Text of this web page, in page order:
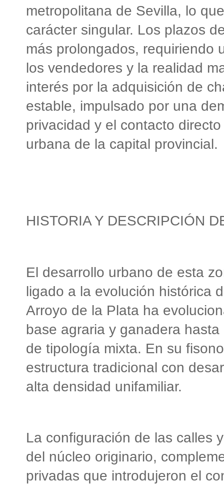
metropolitana de Sevilla, lo
carácter singular. Los plazos
más prolongados, requiriendo
los vendedores y la realidad
interés por la adquisición de
estable, impulsado por una
privacidad y el contacto
urbana de la capital provincial.
HISTORIA Y DESCRIPCIÓN
El desarrollo urbano de esta
ligado a la evolución histórica
Arroyo de la Plata ha
base agraria y ganadera
de tipología mixta. En su
estructura tradicional con
alta densidad unifamiliar.
La configuración de las calles
del núcleo originario,
privadas que introdujeron el